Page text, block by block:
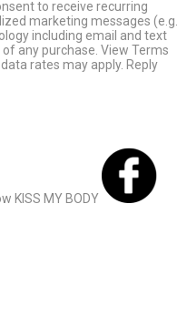
to receive recurring
marketing messages (e.g.
including email and text
any purchase. View Terms
rates may apply. Reply
KISS MY BODY